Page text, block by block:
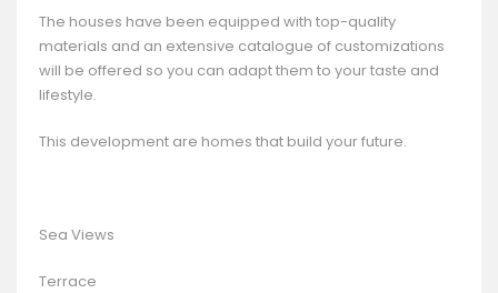
The houses have been equipped with top-quality
materials and an extensive catalogue of customizations
will be offered so you can adapt them to your taste and
lifestyle.
This development are homes that build your future.
Sea Views
Terrace